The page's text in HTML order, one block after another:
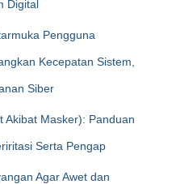
Digital
Pengguna
Kecepatan Sistem,
Siber
Akibat Masker): Panduan
Serta Pengap
Agar Awet dan